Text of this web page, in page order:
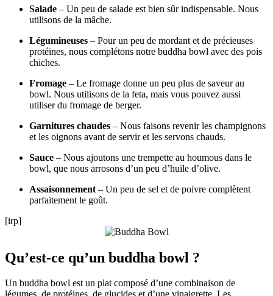
Salade – Un peu de salade est bien sûr indispensable. Nous
utilisons de la mâche.
Légumineuses – Pour un peu de mordant et de précieuses
protéines, nous complétons notre buddha bowl avec des pois
chiches.
Fromage – Le fromage donne un peu plus de saveur au
bowl. Nous utilisons de la feta, mais vous pouvez aussi
utiliser du fromage de berger.
Garnitures chaudes – Nous faisons revenir les champignons
et les oignons avant de servir et les servons chauds.
Sauce – Nous ajoutons une trempette au houmous dans le
bowl, que nous arrosons d’un peu d’huile d’olive.
Assaisonnement – Un peu de sel et de poivre complètent
parfaitement le goût.
[irp]
Qu’est-ce qu’un buddha bowl ?
Un buddha bowl est un plat composé d’une combinaison de